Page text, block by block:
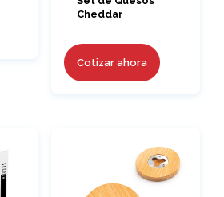
Cheddar
Cotizar ahora